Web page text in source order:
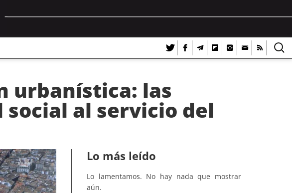
urbanística: las
al servicio del
Lo más leído
Lo lamentamos. No hay nada que mostrar
aún.